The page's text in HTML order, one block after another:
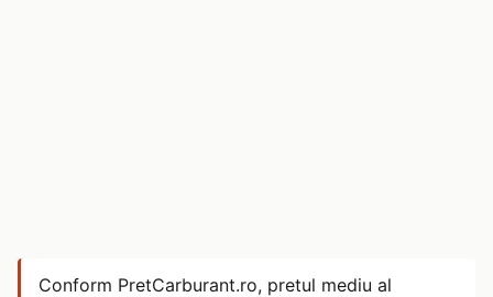
Conform PretCarburant.ro, pretul mediu al